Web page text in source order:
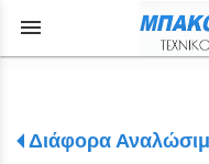
menu
Διάφορα